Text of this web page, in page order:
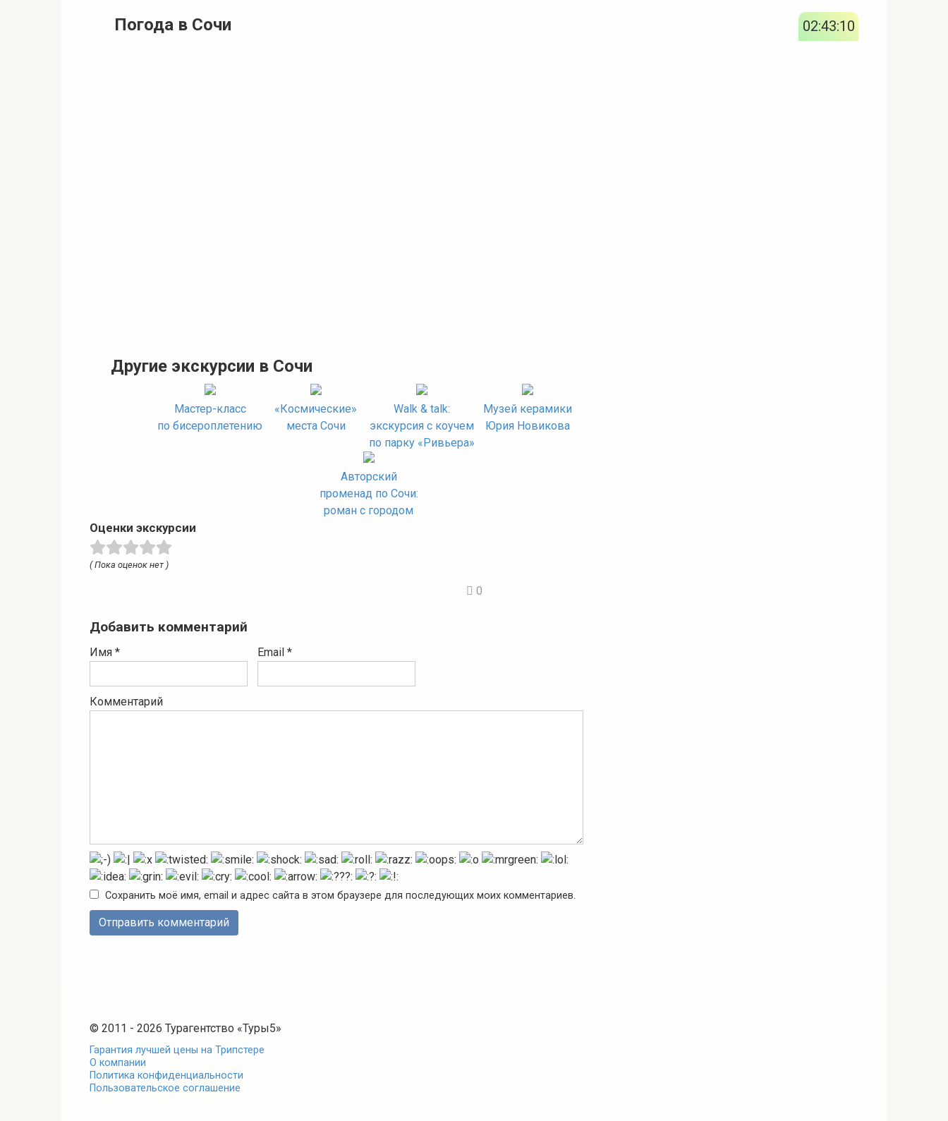
Погода в Сочи 02:43:11
Другие экскурсии в Сочи
Мастер-класс
по бисероплетению
«Космические»
места Сочи
Walk & talk:
экскурсия с коучем
по парку «Ривьера»
Музей керамики
Юрия Новикова
Авторский
променад по Сочи:
роман с городом
Оценки экскурсии
( Пока оценок нет )
0
Добавить комментарий
Имя * Email *
Комментарий
Сохранить моё имя, email и адрес сайта в этом браузере для последующих моих комментариев.
© 2011 - 2026 Турагентство «Туры5»
Гарантия лучшей цены на Трипстере
О компании
Политика конфиденциальности
Пользовательское соглашение